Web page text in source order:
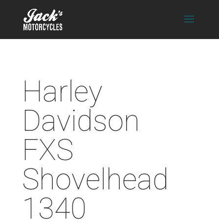
Harley
Davidson
FXS
Shovelhead
1340